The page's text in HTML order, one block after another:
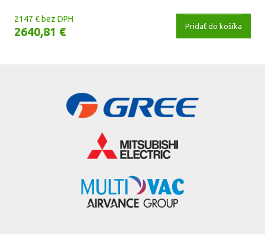
2147 € bez DPH
2640,81 € Pridať do košíka